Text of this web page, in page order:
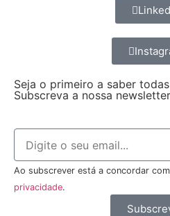
Seja o primeiro a saber
Subscreva a nossa
Ao subscrever está a concordar
privacidade.